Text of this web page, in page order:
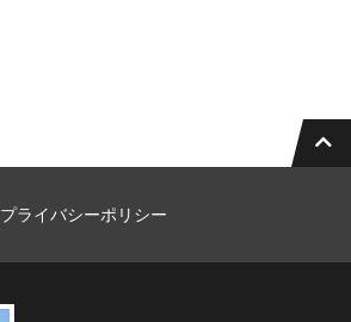
プライバシーポリシー